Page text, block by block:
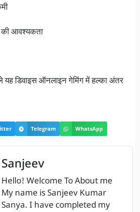
आवश्यकता
यह डिवाइस ऑनलाइन गेमिंग में हल्का अंतर
Telegram WhatsApp
Sanjeev
Hello! Welcome To About me
My name is Sanjeev Kumar
Sanya. I have completed my